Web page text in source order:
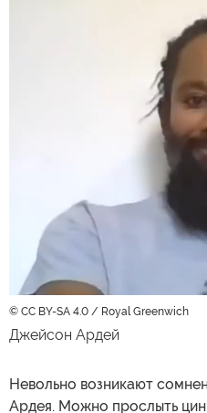
© CC BY-SA 4.0 / Royal Greenwich
Джейсон Ардей
Невольно возникают
Ардея. Можно прослыть